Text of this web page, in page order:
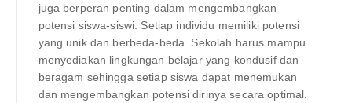
juga berperan penting dalam mengembangkan
potensi siswa-siswi. Setiap individu memiliki potensi
yang unik dan berbeda-beda. Sekolah harus mampu
menyediakan lingkungan belajar yang kondusif dan
beragam sehingga setiap siswa dapat menemukan
dan mengembangkan potensi dirinya secara optimal.